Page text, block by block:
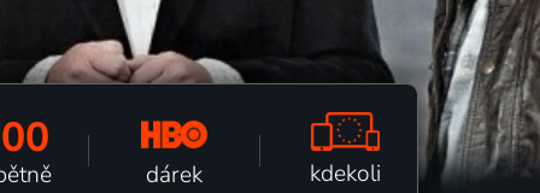
dárek kdekoli